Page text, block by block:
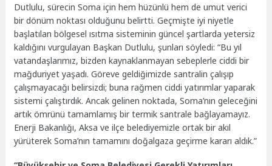
Dutlulu, sürecin Soma için hem hüzünlü hem de umut verici
bir dönüm noktası olduğunu belirtti. Geçmişte iyi niyetle
başlatılan bölgesel ısıtma sisteminin güncel şartlarda yetersiz
kaldığını vurgulayan Başkan Dutlulu, şunları söyledi: “Bu yıl
vatandaşlarımız, bizden kaynaklanmayan sebeplerle ciddi bir
mağduriyet yaşadı. Göreve geldiğimizde santralin çalışıp
çalışmayacağı belirsizdi; buna rağmen ciddi yatırımlar yaparak
sistemi çalıştırdık. Ancak gelinen noktada, Soma’nın geleceğini
artık ömrünü tamamlamış bir termik santrale bağlayamayız.
Enerji Bakanlığı, Aksa ve ilçe belediyemizle ortak bir akıl
yürüterek Soma’nın tamamını doğalgaza geçirme kararı aldık.”